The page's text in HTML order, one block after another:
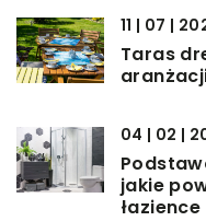
11 | 07 |
Taras
04 | 02 |
jakie
łazience